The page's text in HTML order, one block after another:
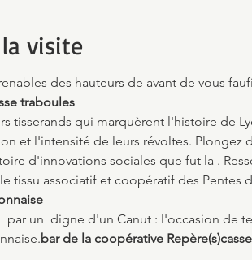
visite
des hauteurs de avant de vous
traboules
tisserands qui marquèrent l'histoire de
et l'intensité de leurs révoltes. Plongez
d'innovations sociales que fut la .
tissu associatif et coopératif des Pentes
par un digne d'un Canut : l'occasion de
bar de la coopérative Repère(s)